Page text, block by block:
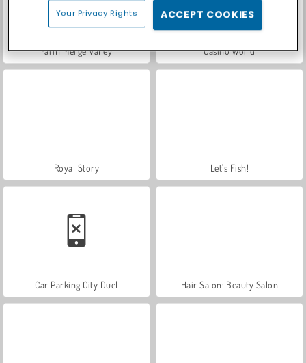
Farm Merge Valley Casino World
Royal Story Let's Fish!
Car Parking City Duel Hair Salon: Beauty Salon
Your Privacy Rights ACCEPT COOKIES